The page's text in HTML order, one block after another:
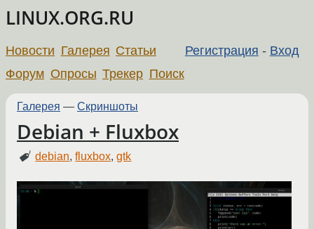
LINUX.ORG.RU
Регистрация - Вход
Новости Галерея Статьи
Форум Опросы Трекер Поиск
Галерея — Скриншоты
Debian + Fluxbox
debian,fluxbox,gtk